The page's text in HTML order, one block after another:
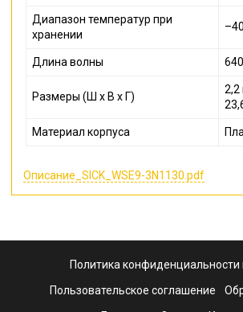
Диапазон температур при
хранении
Длина волны
Размеры (Ш x В x Г)
2,2
Материал корпуса
Описание_SICK_WSE9-3N1130.pdf
Политика конфиденциальности
Пользовательское соглашение